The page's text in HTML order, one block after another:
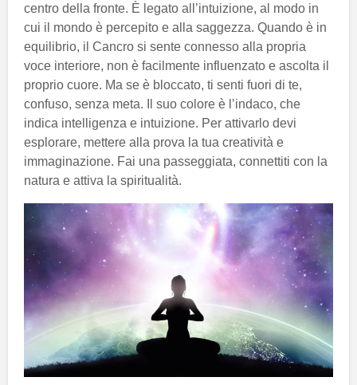
centro della fronte. È legato all’intuizione, al modo in
cui il mondo è percepito e alla saggezza. Quando è in
equilibrio, il Cancro si sente connesso alla propria
voce interiore, non è facilmente influenzato e ascolta il
proprio cuore. Ma se è bloccato, ti senti fuori di te,
confuso, senza meta. Il suo colore è l’indaco, che
indica intelligenza e intuizione. Per attivarlo devi
esplorare, mettere alla prova la tua creatività e
immaginazione. Fai una passeggiata, connettiti con la
natura e attiva la spiritualità.